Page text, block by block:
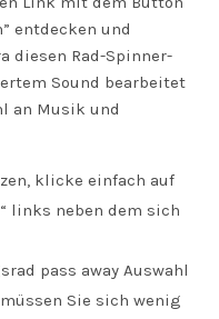
entdecken und
diesen Rad-Spinner-
Sound bearbeitet
an Musik und
klicke einfach auf
links neben dem sich
pass away Auswahl
Sie sich wenig